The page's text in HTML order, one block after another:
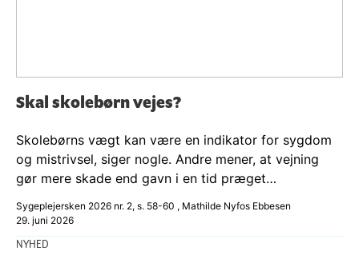
Skal skolebørn vejes?
Skolebørns vægt kan være en indikator for sygdom
og mistrivsel, siger nogle. Andre mener, at vejning
gør mere skade end gavn i en tid præget…
Sygeplejersken 2026 nr. 2, s. 58-60 , Mathilde Nyfos Ebbesen
29. juni 2026
NYHED